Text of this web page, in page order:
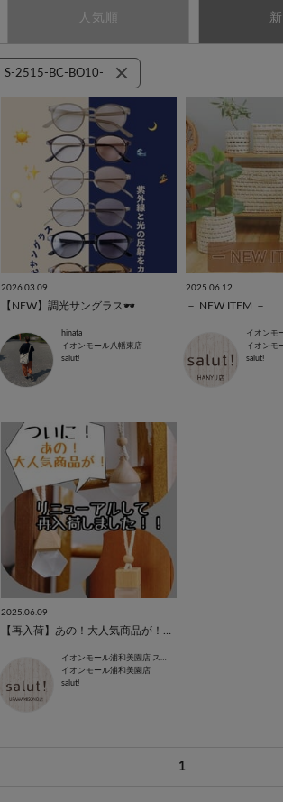
人気順
S-2515-BC-BO10-
2026.03.09
【NEW】調光サングラス🕶️
hinata
イオンモール八幡東店
salut!
2025.06.12
－ NEW ITEM －
イオンモ
イオンモ
salut!
2025.06.09
イオンモール浦和美園店
salut!
1